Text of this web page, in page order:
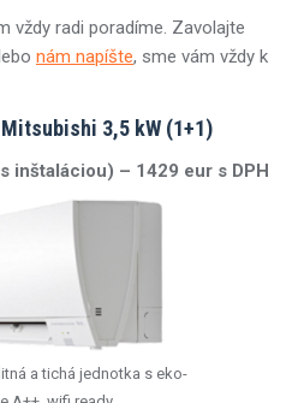
vždy radi poradíme. Zavolajte
nám napíšte, sme vám vždy k
3,5 kW (1+1)
inštaláciou) – 1429 eur s DPH
a tichá jednotka s eko-